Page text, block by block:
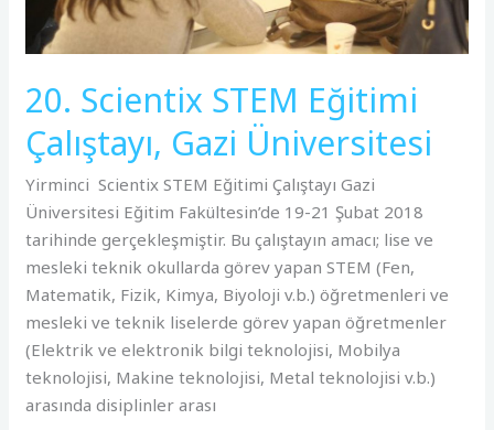
20. Scientix STEM Eğitimi
Çalıştayı, Gazi Üniversitesi
Yirminci Scientix STEM Eğitimi Çalıştayı Gazi
Üniversitesi Eğitim Fakültesin’de 19-21 Şubat 2018
tarihinde gerçekleşmiştir. Bu çalıştayın amacı; lise ve
mesleki teknik okullarda görev yapan STEM (Fen,
Matematik, Fizik, Kimya, Biyoloji v.b.) öğretmenleri ve
mesleki ve teknik liselerde görev yapan öğretmenler
(Elektrik ve elektronik bilgi teknolojisi, Mobilya
teknolojisi, Makine teknolojisi, Metal teknolojisi v.b.)
arasında disiplinler arası